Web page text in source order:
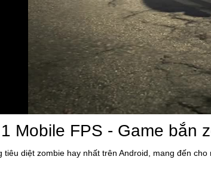
Mobile FPS - Game bắn
tiêu diệt zombie hay nhất trên Android, mang đến